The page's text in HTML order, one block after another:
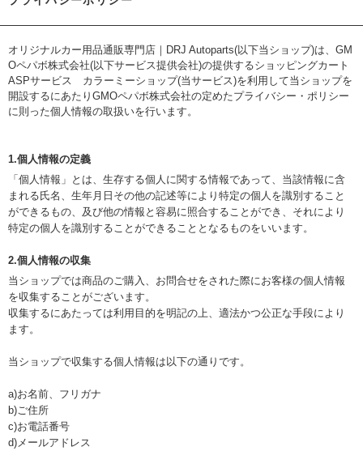
オリジナルカー用品通販専門店｜DRJ Autoparts(以下当ショップ)は、 GM
Oペパボ株式会社(以下サービス提供会社)の提供するショッピングカート
ASPサービス カラーミーショップ(当サービス)を利用して当ショップを
開設するにあたりGMOペパボ株式会社の定めたプライバシー・ポリシー
に則った個人情報の取扱いを行います。
1.個人情報の定義
「個人情報」とは、生存する個人に関する情報であって、当該情報に含
まれる氏名、生年月日その他の記述等により特定の個人を識別すること
ができるもの、及び他の情報と容易に照合することができ、それにより
特定の個人を識別することができることとなるものをいいます。
2.個人情報の収集
当ショップでは商品のご購入、お問合せをされた際にお客様の個人情報
を収集することがございます。
収集するにあたっては利用目的を明記の上、適法かつ公正な手段により
ます。
当ショップで収集する個人情報は以下の通りです。
a)お名前、フリガナ
b)ご住所
c)お電話番号
d)メールアドレス